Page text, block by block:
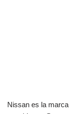
Nissan es la